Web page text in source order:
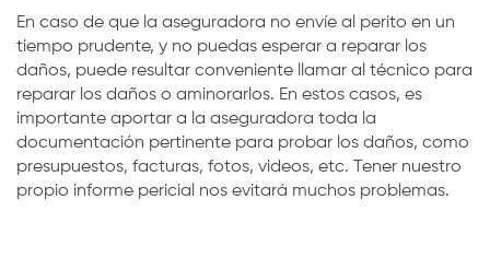
En caso de que la aseguradora no envíe al perito en un
tiempo prudente, y no puedas esperar a reparar los
daños, puede resultar conveniente llamar al técnico para
reparar los daños o aminorarlos. En estos casos, es
importante aportar a la aseguradora toda la
documentación pertinente para probar los daños, como
presupuestos, facturas, fotos, videos, etc. Tener nuestro
propio informe pericial nos evitará muchos problemas.